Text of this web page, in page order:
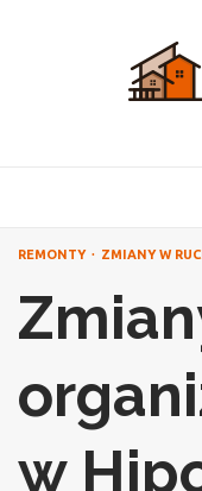
REMONTY ZMIANY W
w